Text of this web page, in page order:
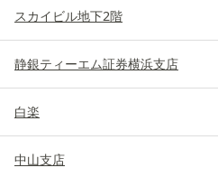
スカイビル地下2階
静銀ティーエム証券横浜支店
白楽
中山支店